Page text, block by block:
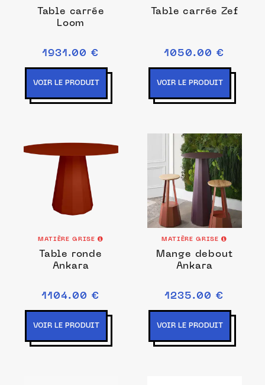
Table carrée
Loom
1931.00 €
VOIR LE PRODUIT
Table carrée Zef
1050.00 €
VOIR LE PRODUIT
MATIÈRE GRISE
Table ronde
Ankara
1104.00 €
VOIR LE PRODUIT
MATIÈRE GRISE
Mange debout
Ankara
1235.00 €
VOIR LE PRODUIT